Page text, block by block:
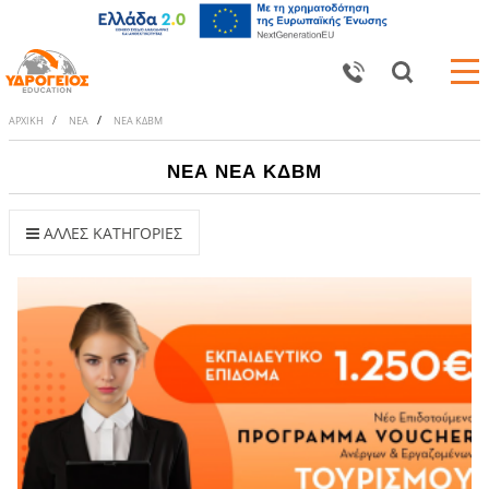
ΑΡΧΙΚΗ ΝΕΑ ΝΕΑ ΚΔΒΜ
ΝΕΑ ΝΕΑ ΚΔΒΜ
ΑΛΛΕΣ ΚΑΤΗΓΟΡΙΕΣ